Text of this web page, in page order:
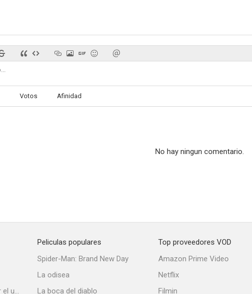
Votos Afinidad
No hay ningun comentario.
Stuart no consigue salvar el universo
Peliculas populares
Spider-Man: Brand New Day
La odisea
La boca del diablo
Top proveedores VOD
Amazon Prime Video
Netflix
Filmin